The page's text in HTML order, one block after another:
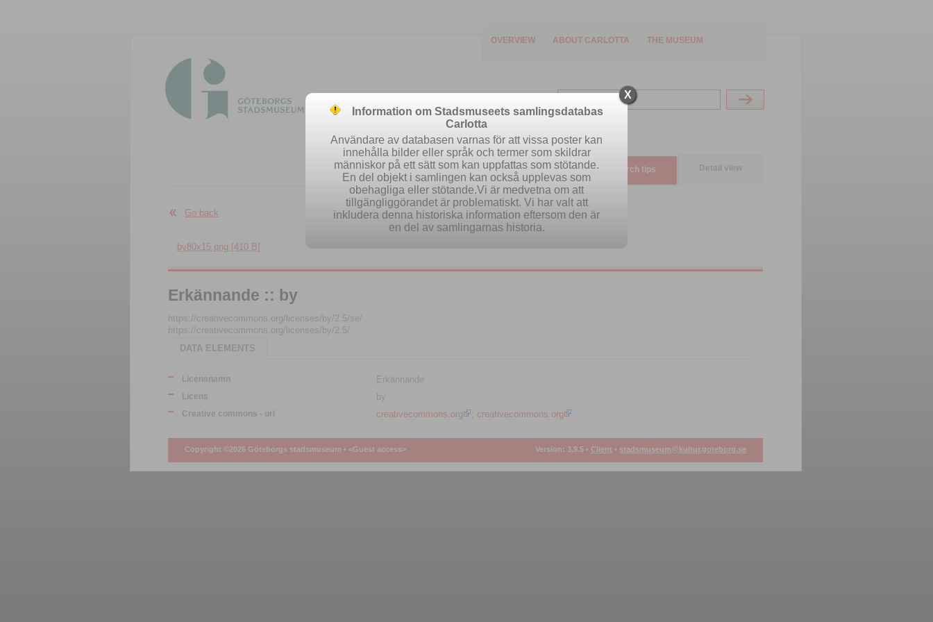
OVERVIEW ABOUT CARLOTTA THE MUSEUM
Easy search Advanced search Search tips Detail view
Go back
by80x15.png [410 B]
Erkännande :: by
https://creativecommons.org/licenses/by/2.5/se/
https://creativecommons.org/licenses/by/2.5/
DATA ELEMENTS
Licensnamn Erkännande
Licens by
Creative commons - url creativecommons.org creativecommons.org
Copyright ©2026 Göteborgs stadsmuseum • <Guest access> Version: 3.9.5 • Client • stadsmuseum@kultur.goteborg.se
X
Information om Stadsmuseets samlingsdatabas
Carlotta
Användare av databasen varnas för att vissa poster kan
innehålla bilder eller språk och termer som skildrar
människor på ett sätt som kan uppfattas som stötande.
En del objekt i samlingen kan också upplevas som
obehagliga eller stötande.Vi är medvetna om att
tillgängliggörandet är problematiskt. Vi har valt att
inkludera denna historiska information eftersom den är
en del av samlingarnas historia.